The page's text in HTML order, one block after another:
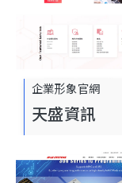
企業形象官網
天盛資訊